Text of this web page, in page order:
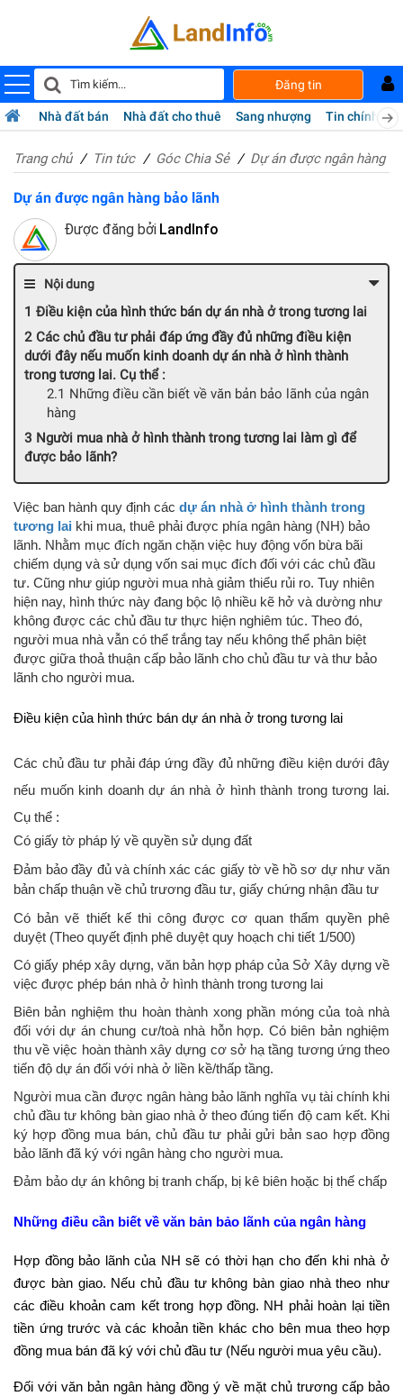
Đăng tin
Nhà đất bán Nhà đất cho thuê Sang nhượng Tin chính chủ
Trang chủ Tin tức Góc Chia Sẻ Dự án được ngân hàng
Dự án được ngân hàng bảo lãnh
Được đăng bởi LandInfo
Nội dung
Điều kiện của hình thức bán dự án nhà ở trong tương lai
Các chủ đầu tư phải đáp ứng đầy đủ những điều kiện
dưới đây nếu muốn kinh doanh dự án nhà ở hình thành
trong tương lai. Cụ thể :
Những điều cần biết về văn bản bảo lãnh của ngân
hàng
Người mua nhà ở hình thành trong tương lai làm gì để
được bảo lãnh?
Việc ban hành quy định các dự án nhà ở hình thành trong
tương lai khi mua, thuê phải được phía ngân hàng (NH) bảo
lãnh. Nhằm mục đích ngăn chặn việc huy động vốn bừa bãi
chiếm dụng và sử dụng vốn sai mục đích đối với các chủ đầu
tư. Cũng như giúp người mua nhà giảm thiểu rủi ro. Tuy nhiên
hiện nay, hình thức này đang bộc lộ nhiều kẽ hở và dường như
không được các chủ đầu tư thực hiện nghiêm túc. Theo đó,
người mua nhà vẫn có thể trắng tay nếu không thể phân biệt
được giữa thoả thuận cấp bảo lãnh cho chủ đầu tư và thư bảo
lãnh cho người mua.
Điều kiện của hình thức bán dự án nhà ở trong tương lai
Các chủ đầu tư phải đáp ứng đầy đủ những điều kiện dưới đây
nếu muốn kinh doanh dự án nhà ở hình thành trong tương lai.
Cụ thể :
Có giấy tờ pháp lý về quyền sử dụng đất
Đảm bảo đầy đủ và chính xác các giấy tờ về hồ sơ dự như văn
bản chấp thuận về chủ trương đầu tư, giấy chứng nhận đầu tư
Có bản vẽ thiết kế thi công được cơ quan thẩm quyền phê
duyệt (Theo quyết định phê duyệt quy hoạch chi tiết 1/500)
Có giấy phép xây dựng, văn bản hợp pháp của Sở Xây dựng về
việc được phép bán nhà ở hình thành trong tương lai
Biên bản nghiệm thu hoàn thành xong phần móng của toà nhà
đối với dự án chung cư/toà nhà hỗn hợp. Có biên bản nghiệm
thu về việc hoàn thành xây dựng cơ sở hạ tầng tương ứng theo
tiến độ dự án đối với nhà ở liền kề/thấp tầng.
Người mua cần được ngân hàng bảo lãnh nghĩa vụ tài chính khi
chủ đầu tư không bàn giao nhà ở theo đúng tiến độ cam kết. Khi
ký hợp đồng mua bán, chủ đầu tư phải gửi bản sao hợp đồng
bảo lãnh đã ký với ngân hàng cho người mua.
Đảm bảo dự án không bị tranh chấp, bị kê biên hoặc bị thế chấp
Những điều cần biết về văn bản bảo lãnh của ngân hàng
Hợp đồng bảo lãnh của NH sẽ có thời hạn cho đến khi nhà ở
được bàn giao. Nếu chủ đầu tư không bàn giao nhà theo như
các điều khoản cam kết trong hợp đồng. NH phải hoàn lại tiền
tiền ứng trước và các khoản tiền khác cho bên mua theo hợp
đồng mua bán đã ký với chủ đầu tư (Nếu người mua yêu cầu).
Đối với văn bản ngân hàng đồng ý về mặt chủ trương cấp bảo